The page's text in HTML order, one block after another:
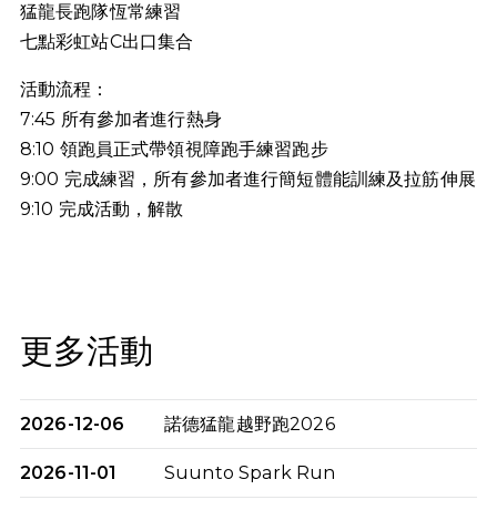
猛龍長跑隊恆常練習
七點彩虹站C出口集合
活動流程：
7:45 所有參加者進行熱身
8:10 領跑員正式帶領視障跑手練習跑步
9:00 完成練習，所有參加者進行簡短體能訓練及拉筋伸展
9:10 完成活動，解散
更多活動
2026-12-06 諾德猛龍越野跑2026
2026-11-01 Suunto Spark Run